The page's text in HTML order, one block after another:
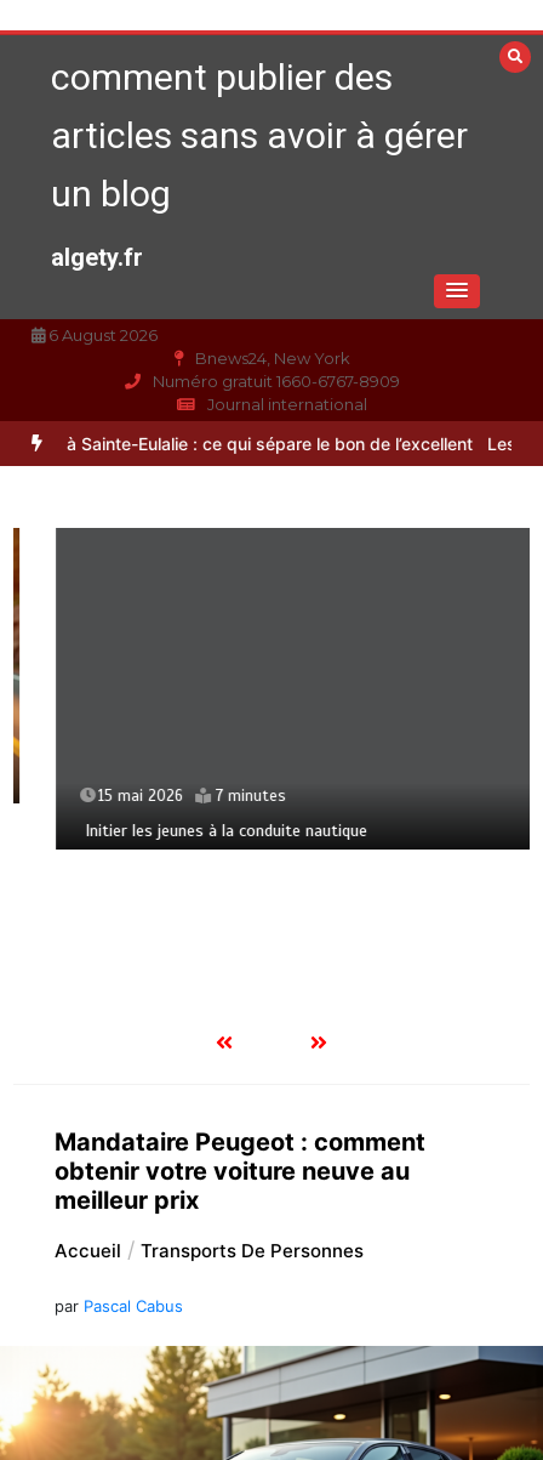
au
contenucomment publier des
articles sans avoir à gérer
un blog
algety.fr
6 August 2026
Bnews24, New York
Numéro gratuit 1660-6767-8909
Journal international
compléments d’oméga 3 Paysagiste à Sainte-Eulalie : ce
15 mai 2026 7 minutes
Initier les jeunes à la conduite nautique
Mandataire Peugeot : comment
obtenir votre voiture neuve au
meilleur prix
Accueil Transports De Personnes
par Pascal Cabus